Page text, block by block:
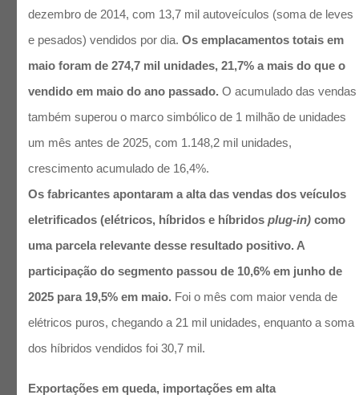
dezembro de 2014, com 13,7 mil autoveículos (soma de leves
e pesados) vendidos por dia. Os emplacamentos totais em
maio foram de 274,7 mil unidades, 21,7% a mais do que o
vendido em maio do ano passado. O acumulado das vendas
também superou o marco simbólico de 1 milhão de unidades
um mês antes de 2025, com 1.148,2 mil unidades,
crescimento acumulado de 16,4%.
Os fabricantes apontaram a alta das vendas dos veículos
eletrificados (elétricos, híbridos e híbridosplug-in) como
uma parcela relevante desse resultado positivo. A
participação do segmento passou de 10,6% em junho de
2025 para 19,5% em maio. Foi o mês com maior venda de
elétricos puros, chegando a 21 mil unidades, enquanto a soma
dos híbridos vendidos foi 30,7 mil.
Exportações em queda, importações em alta